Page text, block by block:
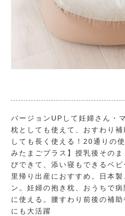
バージョンUPして妊婦さん・
枕としても使えて、おすわり
しても長く使える！20通りの
みたまごプラス】授乳後その
びできて、添い寝もできるベビ
里帰り出産におすすめ。日本
ン。妊婦の抱き枕、おうちで
に使える。腰すわり前後の補
にも大活躍